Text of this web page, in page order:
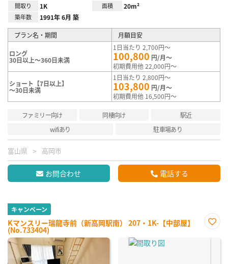
間取り 1K 面積 20m²
築年数 1991年 6月 築
プラン名・期間 月額目安
ロング
30日以上～360日未満
1日当たり 2,700円～
100,800 円/月～
初期費用他 22,000円～
ショート【7日以上】
～30日未満
1日当たり 2,800円～
103,800 円/月～
初期費用他 16,500円～
ファミリー向け 同棲向け
駅近
wifiあり
駐車場あり
富山県 高岡市
お問合わせ 電話する
キャンペーン
Kマンスリー瑞龍寺前（新高岡駅南） 207・1K-【中部屋】
(No.733404)
に入